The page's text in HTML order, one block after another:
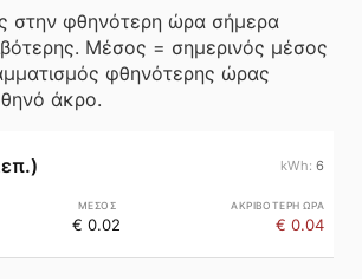
στην φθηνότερη ώρα σήμερα
Μέσος = σημερινός μέσος
φθηνότερης ώρας
άκρο.
6
€ 0.02 € 0.04